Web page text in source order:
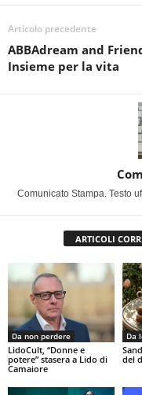
Articolo precedente
ABBAdream and
Insieme per la vita
Comunicato Stampa. Testo
ARTICOLI
Da non perdere
LidoCult, “Donne e
potere” stasera a Lido di
Camaiore
Da
del